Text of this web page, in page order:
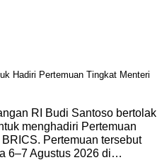
Hadiri Pertemuan Tingkat Menteri
RI Budi Santoso bertolak
menghadiri Pertemuan
Pertemuan tersebut
6–7 Agustus 2026 di…